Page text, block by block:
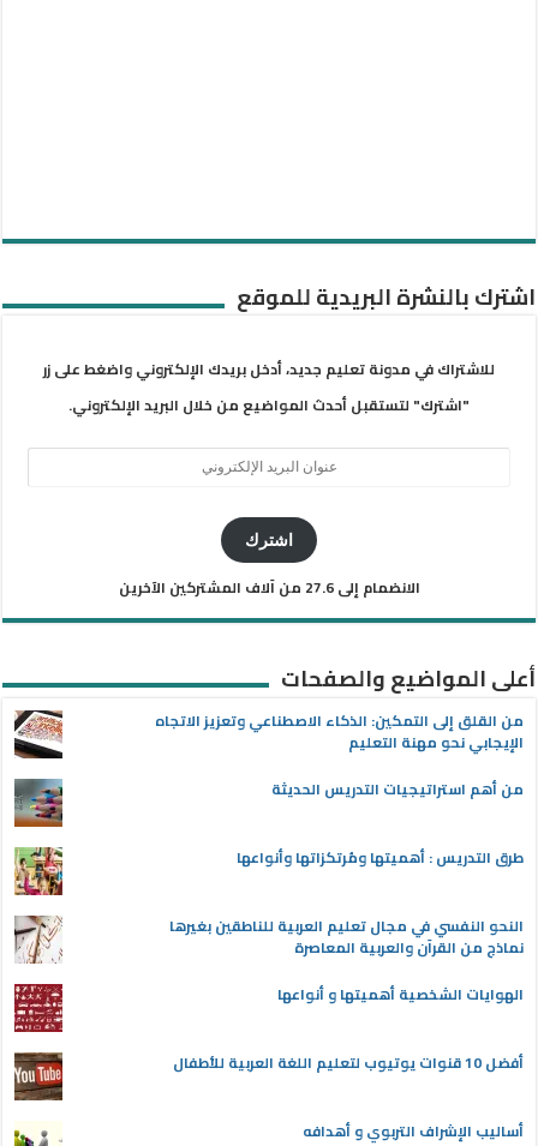
اشترك بالنشرة البريدية للموقع
للاشتراك في مدونة تعليم جديد، أدخل بريدك الإلكتروني واضغط على زر
"اشترك" لتستقبل أحدث المواضيع من خلال البريد الإلكتروني.
اشترك
الانضمام إلى 27.6 من آلاف المشتركين الآخرين
أعلى المواضيع والصفحات
من القلق إلى التمكين: الذكاء الاصطناعي وتعزيز الاتجاه
الإيجابي نحو مهنة التعليم
من أهم استراتيجيات التدريس الحديثة
طرق التدريس : أهميتها ومُرتكزاتها وأنواعها
النحو النفسي في مجال تعليم العربية للناطقين بغيرها
نماذج من القرآن والعربية المعاصرة
الهوايات الشخصية أهميتها و أنواعها
أفضل 10 قنوات يوتيوب لتعليم اللغة العربية للأطفال
أساليب الإشراف التربوي و أهدافه